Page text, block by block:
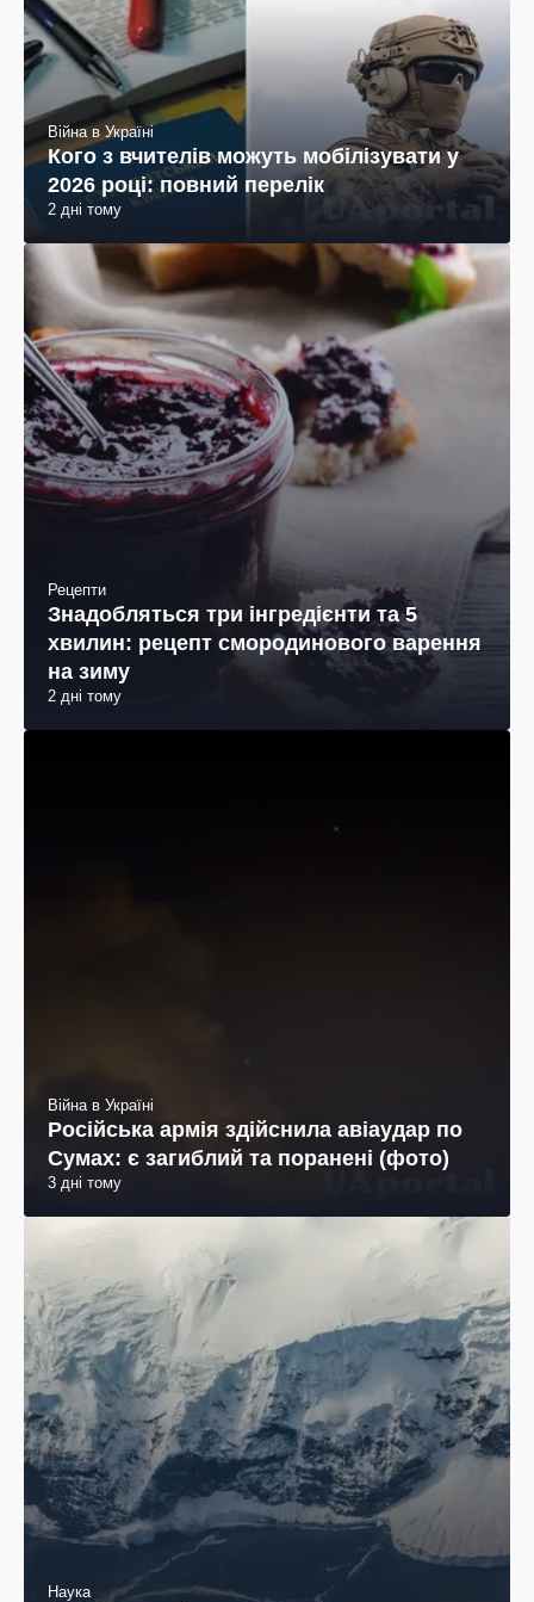
Війна в Україні
Кого з вчителів можуть мобілізувати у
2026 році: повний перелік
2 дні тому
Рецепти
Знадобляться три інгредієнти та 5
хвилин: рецепт смородинового варення
на зиму
2 дні тому
Війна в Україні
Російська армія здійснила авіаудар по
Сумах: є загиблий та поранені (фото)
3 дні тому
Наука